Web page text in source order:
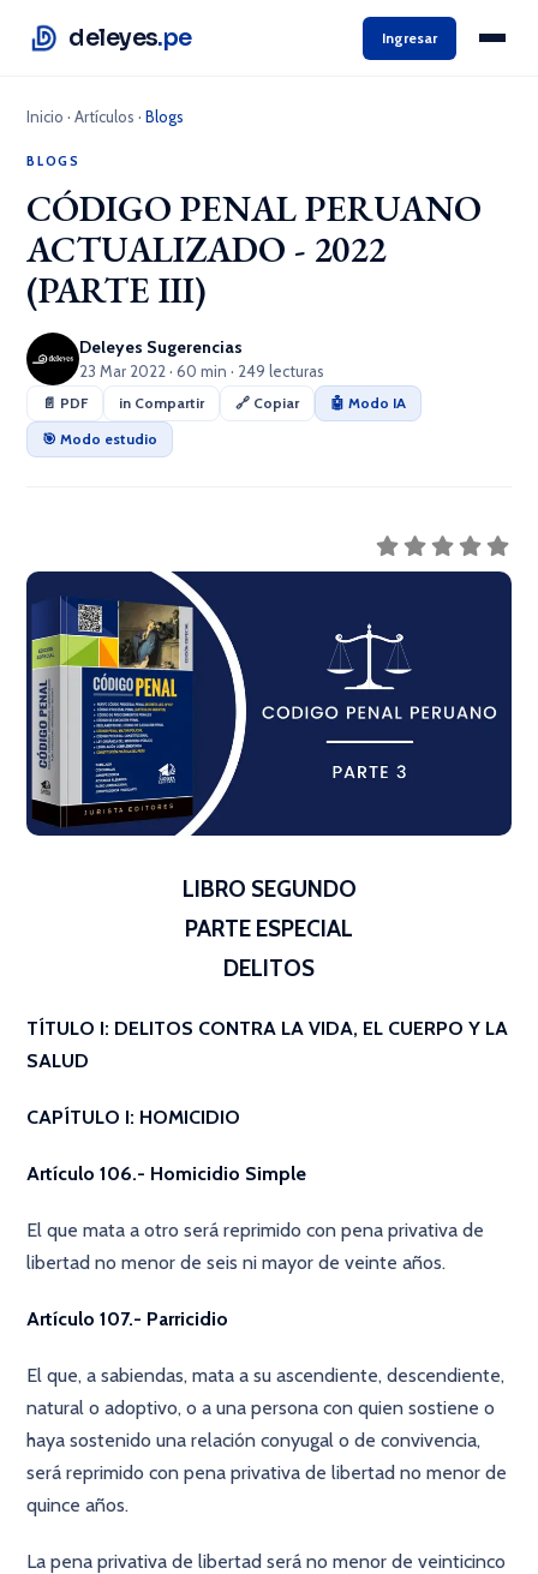
deleyes.pe Ingresar
Inicio ·Artículos ·Blogs
BLOGS
CÓDIGO PENAL PERUANO
ACTUALIZADO - 2022
(PARTE III)
Deleyes Sugerencias
23 Mar 2022 · 60 min · 249 lecturas
📄 PDF in Compartir 🔗 Copiar
🤖 Modo IA
🎯 Modo estudio
LIBRO SEGUNDO
PARTE ESPECIAL
DELITOS
TÍTULO I: DELITOS CONTRA LA VIDA, EL CUERPO Y LA
SALUD
CAPÍTULO I: HOMICIDIO
Artículo 106.- Homicidio Simple
El que mata a otro será reprimido con pena privativa de
libertad no menor de seis ni mayor de veinte años.
Artículo 107.- Parricidio
El que, a sabiendas, mata a su ascendiente, descendiente,
natural o adoptivo, o a una persona con quien sostiene o
haya sostenido una relación conyugal o de convivencia,
será reprimido con pena privativa de libertad no menor de
quince años.
La pena privativa de libertad será no menor de veinticinco